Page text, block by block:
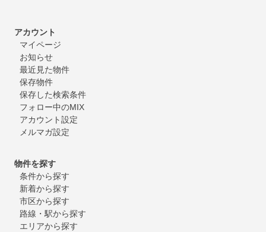
アカウント
マイページ
お知らせ
最近見た物件
保存物件
保存した検索条件
フォロー中のMIX
アカウント設定
メルマガ設定
物件を探す
条件から探す
新着から探す
市区から探す
路線・駅から探す
エリアから探す